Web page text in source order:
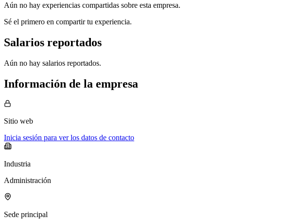
Aún no hay experiencias compartidas sobre esta empresa.
Sé el primero en compartir tu experiencia.
Salarios reportados
Aún no hay salarios reportados.
Información de la empresa
Sitio web
Inicia sesión para ver los datos de contacto
Industria
Administración
Sede principal